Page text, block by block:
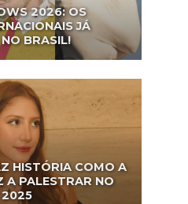
2026: OS
JÁ
BRASIL!
HISTÓRIA COMO A
A PALESTRAR NO
2025